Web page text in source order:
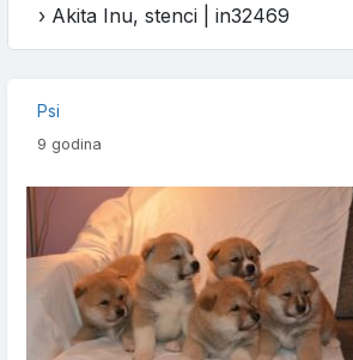
› Akita Inu, stenci | in32469
Psi
9 godina